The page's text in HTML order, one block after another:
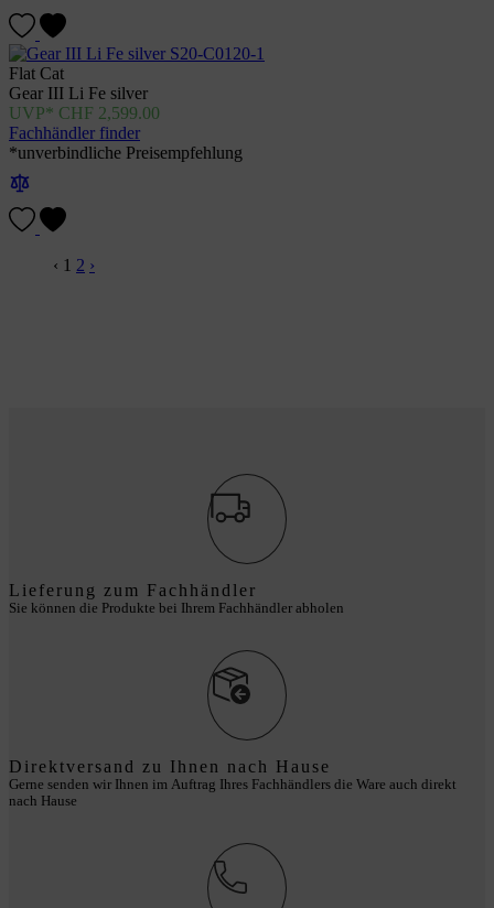
Flat Cat
Gear III Li Fe silver
CHF 2,599.00
Fachhändler finder
*unverbindliche Preisempfehlung
‹ 1 2 ›
Lieferung zum Fachhändler
Sie können die Produkte bei Ihrem Fachhändler abholen
Direktversand zu Ihnen nach Hause
Gerne senden wir Ihnen im Auftrag Ihres Fachhändlers die Ware auch direkt
nach Hause